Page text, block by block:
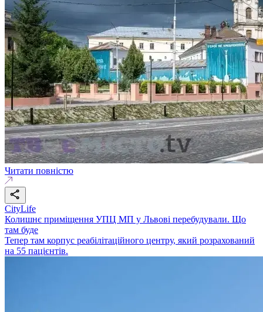
Читати повністю
CityLife
Колишнє приміщення УПЦ МП у Львові перебудували. Що
там буде
Тепер там корпус реабілітаційного центру, який розрахований
на 55 пацієнтів.